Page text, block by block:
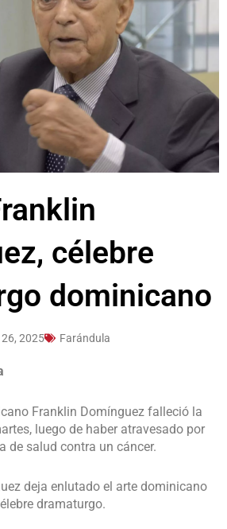
célebre
dominicano
2025 Farándula
Franklin Domínguez falleció la
luego de haber atravesado por
de salud contra un cáncer.
deja enlutado el arte dominicano
dramaturgo.